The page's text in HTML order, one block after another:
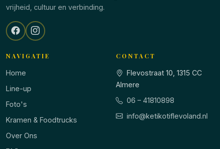
vrijheid, cultuur en verbinding.
NAVIGATIE
Home
Line-up
Foto's
Kramen & Foodtrucks
Over Ons
CONTACT
Flevostraat 10, 1315 CC
Almere
06 – 41810898
info@ketikotiflevoland.nl